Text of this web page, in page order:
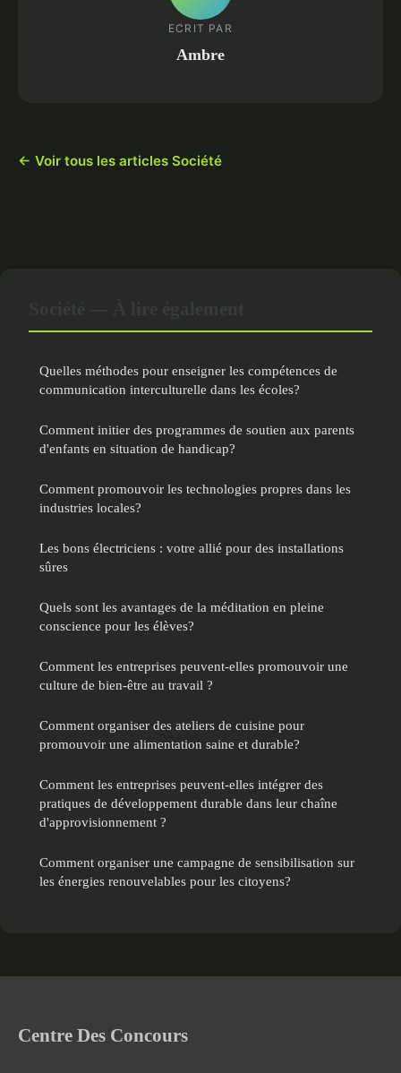
ECRIT PAR
Ambre
← Voir tous les articles Société
Quelles méthodes pour enseigner les compétences de
communication interculturelle dans les écoles?
Comment initier des programmes de soutien aux parents
d'enfants en situation de handicap?
Comment promouvoir les technologies propres dans les
industries locales?
Les bons électriciens : votre allié pour des installations
sûres
Quels sont les avantages de la méditation en pleine
conscience pour les élèves?
Comment les entreprises peuvent-elles promouvoir une
culture de bien-être au travail ?
Comment organiser des ateliers de cuisine pour
promouvoir une alimentation saine et durable?
Comment les entreprises peuvent-elles intégrer des
pratiques de développement durable dans leur chaîne
d'approvisionnement ?
Comment organiser une campagne de sensibilisation sur
les énergies renouvelables pour les citoyens?
Centre Des Concours